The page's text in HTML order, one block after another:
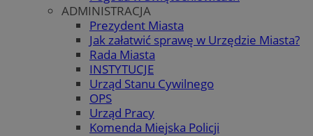
ADMINISTRACJA
Prezydent Miasta
Jak załatwić sprawę w Urzędzie Miasta?
Rada Miasta
INSTYTUCJE
Urząd Stanu Cywilnego
OPS
Urząd Pracy
Komenda Miejska Policji